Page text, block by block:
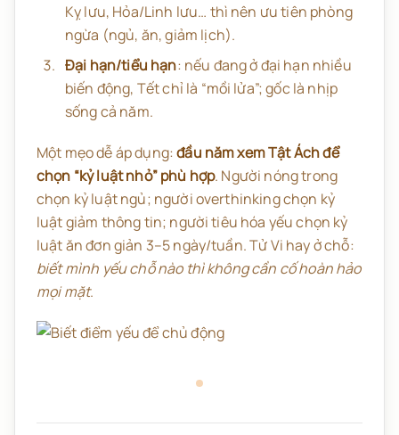
Kỵ lưu, Hỏa/Linh lưu… thì nên ưu tiên phòng
ngừa (ngủ, ăn, giảm lịch).
Đại hạn/tiểu hạn: nếu đang ở đại hạn nhiều
biến động, Tết chỉ là “mồi lửa”; gốc là nhịp
sống cả năm.
Một mẹo dễ áp dụng:đầu năm xem Tật Ách để
chọn “kỷ luật nhỏ” phù hợp. Người nóng trong
chọn kỷ luật ngủ; người overthinking chọn kỷ
luật giảm thông tin; người tiêu hóa yếu chọn kỷ
luật ăn đơn giản 3–5 ngày/tuần. Tử Vi hay ở chỗ:
biết mình yếu chỗ nào thì không cần cố hoàn hảo
mọi mặt.